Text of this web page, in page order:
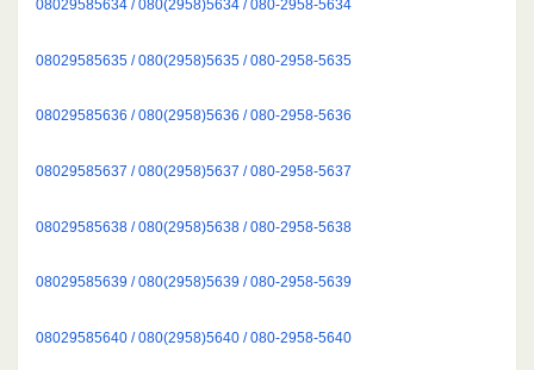
08029585634 / 080(2958)5634 / 080-2958-5634
08029585635 / 080(2958)5635 / 080-2958-5635
08029585636 / 080(2958)5636 / 080-2958-5636
08029585637 / 080(2958)5637 / 080-2958-5637
08029585638 / 080(2958)5638 / 080-2958-5638
08029585639 / 080(2958)5639 / 080-2958-5639
08029585640 / 080(2958)5640 / 080-2958-5640